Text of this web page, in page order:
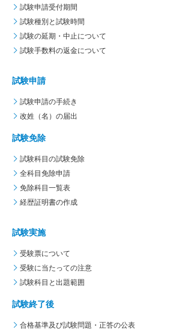
試験申請受付期間
試験種別と試験時間
試験の延期・中止について
試験手数料の返金について
試験申請
試験申請の手続き
改姓（名）の届出
試験免除
試験科目の試験免除
全科目免除申請
免除科目一覧表
経歴証明書の作成
試験実施
受験票について
受験に当たっての注意
試験科目と出題範囲
試験終了後
合格基準及び試験問題・正答の公表